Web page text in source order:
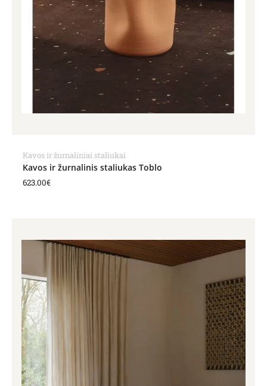
Kavos ir žurnaliniai staliukai
Kavos ir žurnalinis staliukas Toblo
623.00€